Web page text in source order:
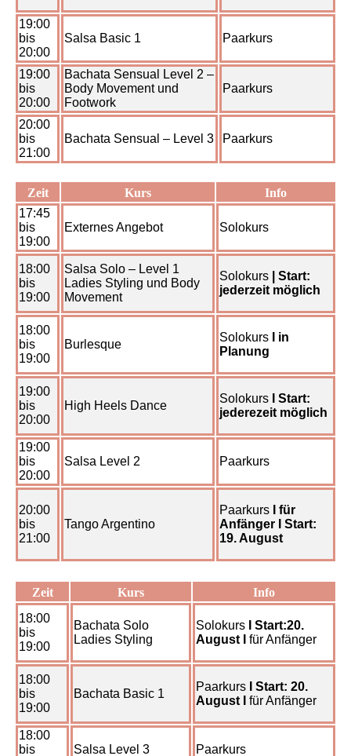
19:00
bis
20:00
Salsa Basic 1 Paarkurs
19:00
bis
20:00
Bachata Sensual Level 2 –
Body Movement und
Footwork
Paarkurs
20:00
bis
21:00
Bachata Sensual – Level 3 Paarkurs
Zeit Kurs
Info
17:45
bis
19:00
Externes Angebot Solokurs
18:00
bis
19:00
Salsa Solo – Level 1
Ladies Styling und Body
Movement
Solokurs
| Start:
jederzeit möglich
18:00
bis
19:00
Burlesque
Solokurs I in
Planung
19:00
bis
20:00
High Heels Dance
Solokurs
I Start:
jederezeit möglich
19:00
bis
20:00
Salsa Level 2 Paarkurs
20:00
bis
21:00
Tango Argentino
Paarkurs
I für
Anfänger I Start:
19. August
Zeit Kurs
Info
18:00
bis
19:00
Bachata Solo
Ladies Styling
Solokurs
I Start:20.
August I
für Anfänger
18:00
bis
19:00
Bachata Basic 1
Paarkurs I Start: 20.
August I für Anfänger
18:00
bis
Salsa Level 3 Paarkurs